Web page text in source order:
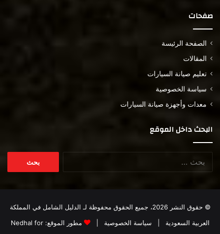
صفحات
الصفحة الرئيسة
المقالات
تعليم صيانة السيارات
سياسة الخصوصية
معدات وأجهزة صيانة السيارات
البحث داخل الموقع
© حقوق النشر 2026، جميع الحقوق محفوظة لـ
الدليل الشامل في المملكة
العربية السعودية
سياسة الخصوصية | مطور الموقع:Nedhal for